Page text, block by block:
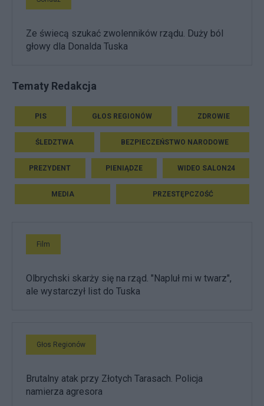
Ze świecą szukać zwolenników rządu. Duży ból
głowy dla Donalda Tuska
Tematy Redakcja
PIS GŁOS REGIONÓW ZDROWIE
ŚLEDZTWA BEZPIECZEŃSTWO NARODOWE
PREZYDENT PIENIĄDZE WIDEO SALON24
MEDIA PRZESTĘPCZOŚĆ
Film
Olbrychski skarży się na rząd. "Napluł mi w twarz",
ale wystarczył list do Tuska
Głos Regionów
Brutalny atak przy Złotych Tarasach. Policja
namierza agresora